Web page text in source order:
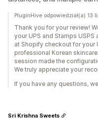
PluginHive odpowiedział(a) 13
Thank you for your review!
your UPS and Stamps
at Shopify checkout for
professional Korean
session made the
We truly appreciate your
If you have any questions,
Sri Krishna Sweets